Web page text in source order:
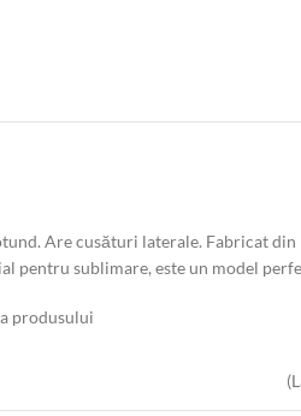
Are cusături laterale. Fabricat
pentru sublimare, este un model
produsului